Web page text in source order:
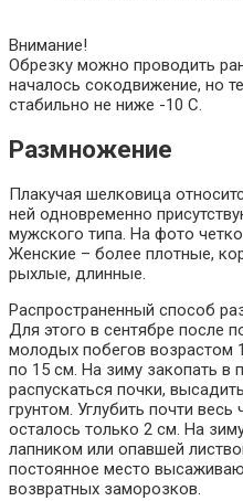
Внимание!
Обрезку можно проводить
началось сокодвижение, но
стабильно не ниже -10 С.
Размножение
Плакучая шелковица
ней одновременно
мужского типа. На фото
Женские – более плотные,
рыхлые, длинные.
Распространенный способ
Для этого в сентябре после
молодых побегов возрастом
по 15 см. На зиму закопать в
распускаться почки,
грунтом. Углубить почти
осталось только 2 см. На
лапником или опавшей
постоянное место
возвратных заморозков.